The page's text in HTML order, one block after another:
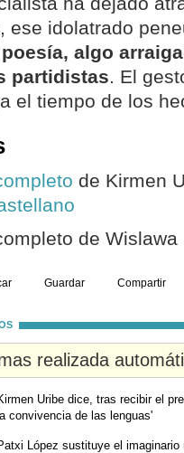
ese idolatrado
algo
partidistas. El
el tiempo de los
de Kirmen
de
Guardar Compartir
realizada
Uribe dice, tras recibir el
la convivencia de las lenguas'
López sustituye el